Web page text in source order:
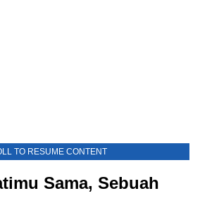
TO RESUME CONTENT
Sama, Sebuah